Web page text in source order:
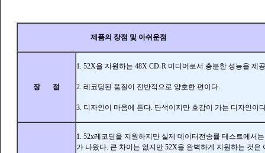
제품의 장점 및 아쉬운점
장 점
1. 52X을 지원하는 48X CD-R 미디어로서 충분한 성능을 제
2. 레코딩된 품질이 전반적으로 양호한 편이다.
3. 디자인이 마음에 든다. 단색이지만 호감이 가는 디자인이
1. 52x레코딩을 지원하지만 실제 데이터전송률 테스트에서
가 나왔다. 큰 차이는 없지만 52X을 완벽하게 지원하는 것